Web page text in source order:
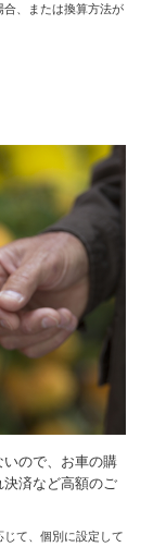
、または換算方法が
ので、お車の購
済など高額のご
て、個別に設定して